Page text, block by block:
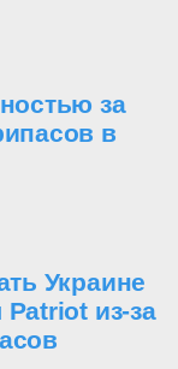
за
в
Украине
из-за